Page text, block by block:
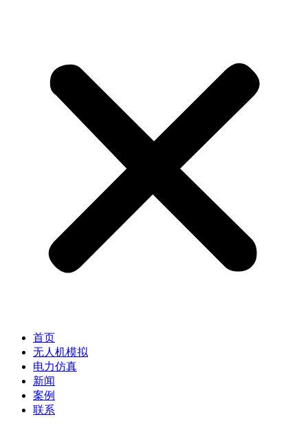
首页
无人机模拟
电力仿真
新闻
案例
联系